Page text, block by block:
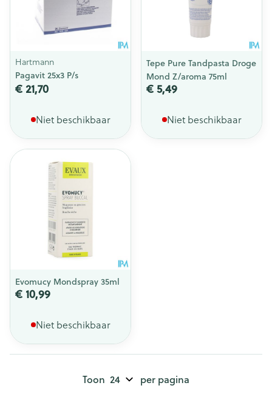
Hartmann
Pagavit 25x3 P/s
€ 21,70
Niet beschikbaar
Tepe Pure Tandpasta Droge
Mond Z/aroma 75ml
€ 5,49
Niet beschikbaar
Evomucy Mondspray 35ml
€ 10,99
Niet beschikbaar
Toon per pagina